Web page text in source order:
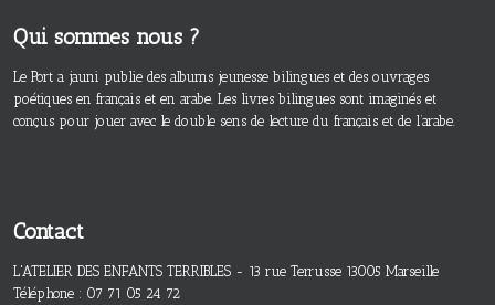
Qui sommes nous ?
Le Port a jauni publie des albums jeunesse bilingues et des ouvrages
poétiques en français et en arabe. Les livres bilingues sont imaginés et
conçus pour jouer avec le double sens de lecture du français et de l’arabe.
Contact
L'ATELIER DES ENFANTS TERRIBLES - 13 rue Terrusse 13005 Marseille
Téléphone : 07 71 05 24 72